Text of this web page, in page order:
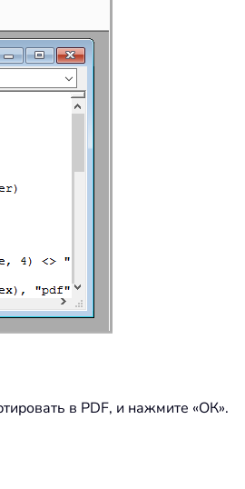
To:=1, _
=True,
_
в PDF, и нажмите «ОК».